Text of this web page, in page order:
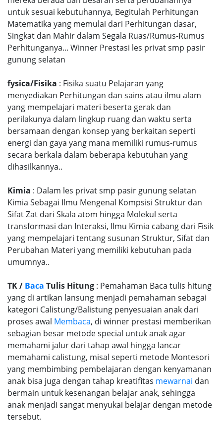
untuk sesuai kebutuhannya, Begitulah Perhitungan
Matematika yang memulai dari Perhitungan dasar,
Singkat dan Mahir dalam Segala Ruas/Rumus-Rumus
Perhitunganya... Winner Prestasi les privat smp pasir
gunung selatan
fysica/Fisika : Fisika suatu Pelajaran yang
menyediakan Perhitungan dan sains atau ilmu alam
yang mempelajari materi beserta gerak dan
perilakunya dalam lingkup ruang dan waktu serta
bersamaan dengan konsep yang berkaitan seperti
energi dan gaya yang mana memiliki rumus-rumus
secara berkala dalam beberapa kebutuhan yang
dihasilkannya..
Kimia : Dalam les privat smp pasir gunung selatan
Kimia Sebagai Ilmu Mengenal Kompsisi Struktur dan
Sifat Zat dari Skala atom hingga Molekul serta
transformasi dan Interaksi, Ilmu Kimia cabang dari Fisik
yang mempelajari tentang susunan Struktur, Sifat dan
Perubahan Materi yang memiliki kebutuhan pada
umumnya..
TK / Baca Tulis Hitung : Pemahaman Baca tulis hitung
yang di artikan lansung menjadi pemahaman sebagai
kategori Calistung/Balistung penyesuaian anak dari
proses awal Membaca, di winner prestasi memberikan
sebagian besar metode special untuk anak agar
memahami jalur dari tahap awal hingga lancar
memahami calistung, misal seperti metode Montesori
yang membimbing pembelajaran dengan kenyamanan
anak bisa juga dengan tahap kreatifitas mewarnai dan
bermain untuk kesenangan belajar anak, sehingga
anak menjadi sangat menyukai belajar dengan metode
tersebut.